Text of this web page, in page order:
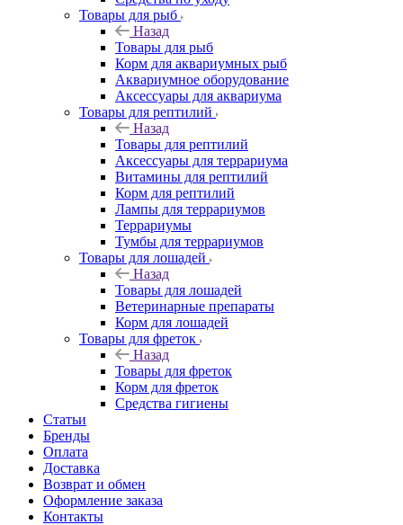
Товары для рыб
Назад
Товары для рыб
Корм для аквариумных рыб
Аквариумное оборудование
Аксессуары для аквариума
Товары для рептилий
Назад
Товары для рептилий
Аксессуары для террариума
Витамины для рептилий
Корм для рептилий
Лампы для террариумов
Террариумы
Тумбы для террариумов
Товары для лошадей
Назад
Товары для лошадей
Ветеринарные препараты
Корм для лошадей
Товары для фреток
Назад
Товары для фреток
Корм для фреток
Средства гигиены
Статьи
Бренды
Оплата
Доставка
Возврат и обмен
Оформление заказа
Контакты